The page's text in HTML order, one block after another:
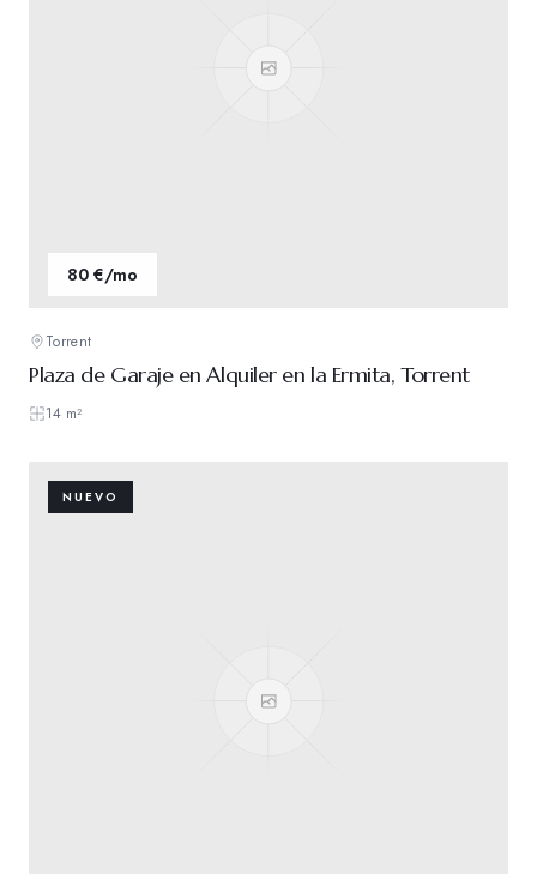
80 €/mo
Torrent
Plaza de Garaje en Alquiler en la Ermita, Torrent
14 m²
NUEVO